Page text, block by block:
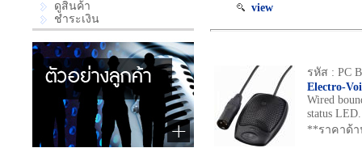
ดูสินค้า
ชำระเงิน
view
รหัส : PC
Electro-
Wired
status LED.
**ราคาด้